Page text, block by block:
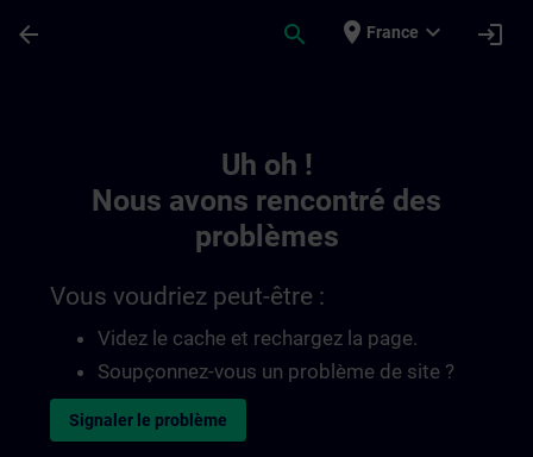
arrow_back search place France expand_more login
Uh oh !
Nous avons rencontré des
problèmes
Vous voudriez peut-être :
Videz le cache et rechargez la page.
Soupçonnez-vous un problème de site ?
Signaler le problème